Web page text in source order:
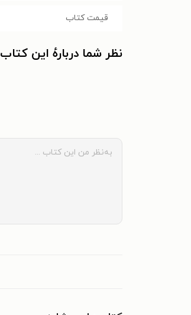
قیمت کتاب
نظر شما دربارهٔ این کتاب